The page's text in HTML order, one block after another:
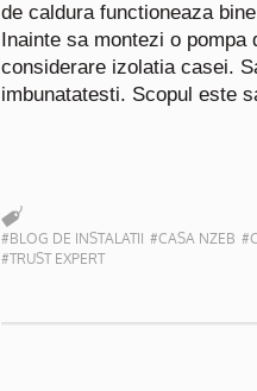
de caldura functioneaza
Inainte sa montezi o
considerare izolatia casei.
imbunatatesti. Scopul este
#BLOG DE INSTALATII #CASA NZEB
#TRUST EXPERT